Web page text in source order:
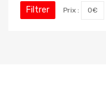
Filtrer Prix : 0€